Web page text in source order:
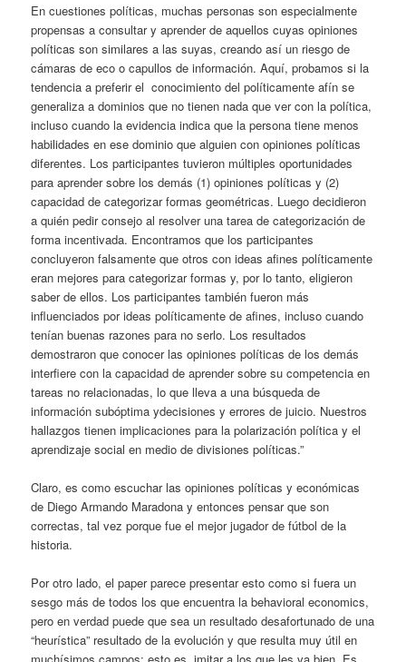
En cuestiones políticas, muchas personas son especialmente
propensas a consultar y aprender de aquellos cuyas opiniones
políticas son similares a las suyas, creando así un riesgo de
cámaras de eco o capullos de información. Aquí, probamos si la
tendencia a preferir el conocimiento del políticamente afín se
generaliza a dominios que no tienen nada que ver con la política,
incluso cuando la evidencia indica que la persona tiene menos
habilidades en ese dominio que alguien con opiniones políticas
diferentes. Los participantes tuvieron múltiples oportunidades
para aprender sobre los demás (1) opiniones políticas y (2)
capacidad de categorizar formas geométricas. Luego decidieron
a quién pedir consejo al resolver una tarea de categorización de
forma incentivada. Encontramos que los participantes
concluyeron falsamente que otros con ideas afines políticamente
eran mejores para categorizar formas y, por lo tanto, eligieron
saber de ellos. Los participantes también fueron más
influenciados por ideas políticamente de afines, incluso cuando
tenían buenas razones para no serlo. Los resultados
demostraron que conocer las opiniones políticas de los demás
interfiere con la capacidad de aprender sobre su competencia en
tareas no relacionadas, lo que lleva a una búsqueda de
información subóptima ydecisiones y errores de juicio. Nuestros
hallazgos tienen implicaciones para la polarización política y el
aprendizaje social en medio de divisiones políticas.”
Claro, es como escuchar las opiniones políticas y económicas
de Diego Armando Maradona y entonces pensar que son
correctas, tal vez porque fue el mejor jugador de fútbol de la
historia.
Por otro lado, el paper parece presentar esto como si fuera un
sesgo más de todos los que encuentra la behavioral economics,
pero en verdad puede que sea un resultado desafortunado de una
“heurística” resultado de la evolución y que resulta muy útil en